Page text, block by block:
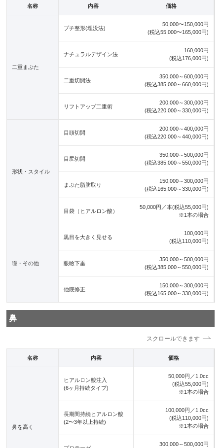
名称 内容 価格
二重まぶた
プチ整形(埋没法)
50,000〜150,000円
(税込55,000〜165,000円)
ナチュラルデザイン法
160,000円
(税込176,000円)
二重切開法
350,000～600,000円
(税込385,000～660,000円)
リフトアップ二重術
200,000～300,000円
(税込220,000～330,000円)
形状・スタイル
目頭切開
200,000～400,000円
(税込220,000～440,000円)
目尻切開
350,000～500,000円
(税込385,000～550,000円)
まぶた脂肪取り
150,000～300,000円
(税込165,000～330,000円)
目袋（ヒアルロン酸）
50,000円／本(税込55,000円)
※1本の場合
瞳・その他
黒目を大きく見せる
100,000円
(税込110,000円)
眼瞼下垂
350,000～500,000円
(税込385,000～550,000円)
他院修正
150,000～300,000円
(税込165,000～330,000円)
鼻
名称 内容 価格
鼻を高く
ヒアルロン酸注入
(6ヶ月持続タイプ)
50,000円／1.0cc
(税込55,000円)
※1本の場合
長期間持続ヒアルロン酸
(2〜3年以上持続)
100,000円／1.0cc
(税込110,000円)
※1本の場合
300,000～500,000円